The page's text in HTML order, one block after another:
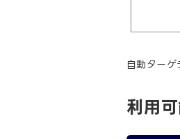
自動ター
利用